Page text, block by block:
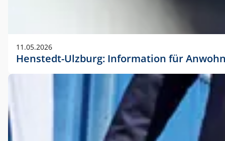
11.05.2026
Henstedt-Ulzburg: Information für